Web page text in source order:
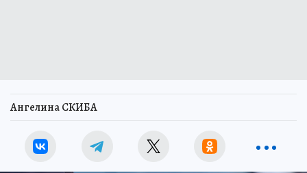
Ангелина СКИБА